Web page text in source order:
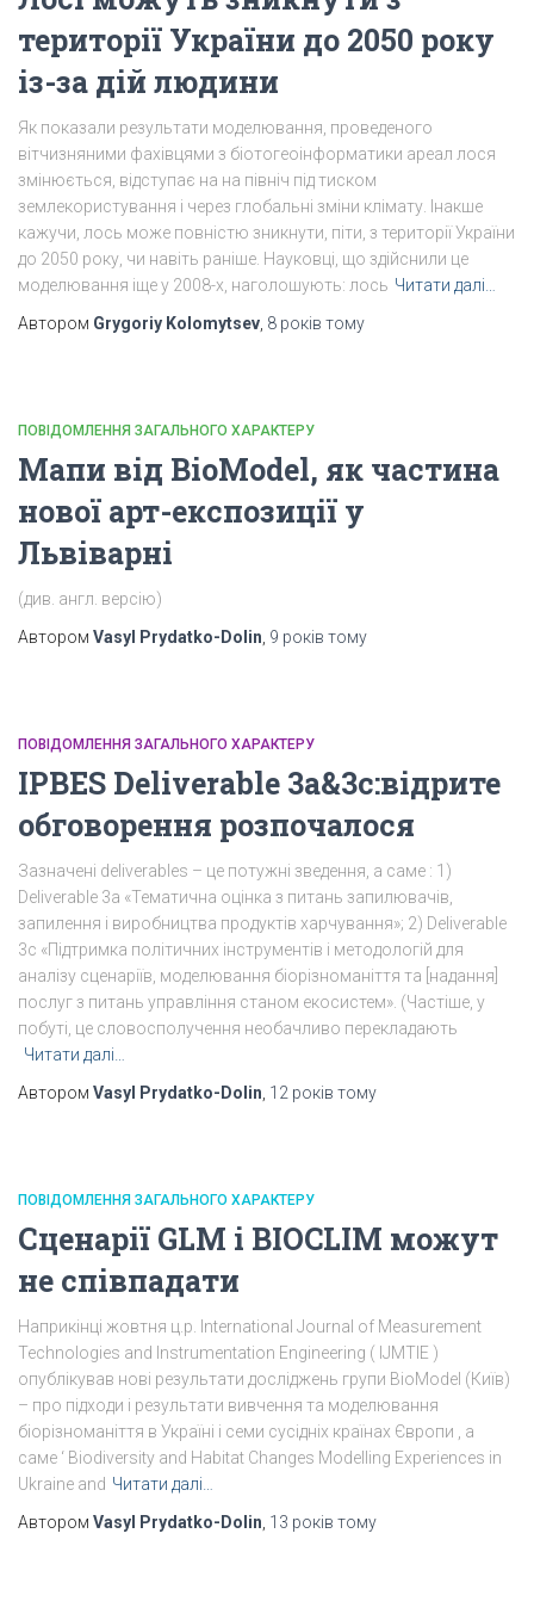
території України до 2050 року
із-за дій людини
Як показали результати моделювання, проведеного
вітчизняними фахівцями з біотогеоінформатики ареал лося
змінюється, відступає на на північ під тиском
землекористування і через глобальні зміни клімату. Інакше
кажучи, лось може повністю зникнути, піти, з території України
до 2050 року, чи навіть раніше. Науковці, що здійснили це
моделювання іще у 2008-х, наголошують: лось Читати далі…
Автором Grygoriy Kolomytsev 8 років тому
ПОВІДОМЛЕННЯ ЗАГАЛЬНОГО ХАРАКТЕРУ
Мапи від BioModel, як частина
нової арт-експозиції у
Львіварні
(див. англ. версію)
Автором Vasyl Prydatko-Dolin 9 років тому
ПОВІДОМЛЕННЯ ЗАГАЛЬНОГО ХАРАКТЕРУ
IPBES Deliverable 3a&3c:відрите
обговорення розпочалося
Зазначені deliverables – це потужні зведення, а саме : 1)
Deliverable 3а «Тематична оцінка з питань запилювачів,
запилення і виробництва продуктів харчування»; 2) Deliverable
3c «Підтримка політичних інструментів і методологій для
аналізу сценаріїв, моделювання біорізноманіття та [надання]
послуг з питань управління станом екосистем». (Частіше, у
побуті, це словосполучення необачливо перекладають
Читати далі…
Автором Vasyl Prydatko-Dolin 12 років тому
ПОВІДОМЛЕННЯ ЗАГАЛЬНОГО ХАРАКТЕРУ
Сценарії GLM і BIOCLIM можут
не співпадати
Наприкінці жовтня ц.р. International Journal of Measurement
Technologies and Instrumentation Engineering ( IJMTIE )
опублікував нові результати досліджень групи BioModel (Київ)
– про підходи і результати вивчення та моделювання
біорізноманіття в Україні і семи сусідніх країнах Європи , а
саме ‘ Biodiversity and Habitat Changes Modelling Experiences in
Ukraine and Читати далі…
Автором Vasyl Prydatko-Dolin 13 років тому